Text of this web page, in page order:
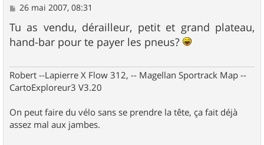
M
s
s
a
26 mai 2007, 08:31
Tu as vendu, dérailleur, petit et grand plateau,
hand-bar pour te payer les pneus?
Robert --Lapierre X Flow 312, -- Magellan Sportrack Map --
CartoExploreur3 V3.20
On peut faire du vélo sans se prendre la tête, ça fait déjà
assez mal aux jambes.